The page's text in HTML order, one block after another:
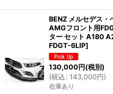
BENZ メルセデス・
AMGフロント用
ター セット A180
FDGT-6LIP]
130,000円(税別)
(税込: 143,000円)
在庫あり